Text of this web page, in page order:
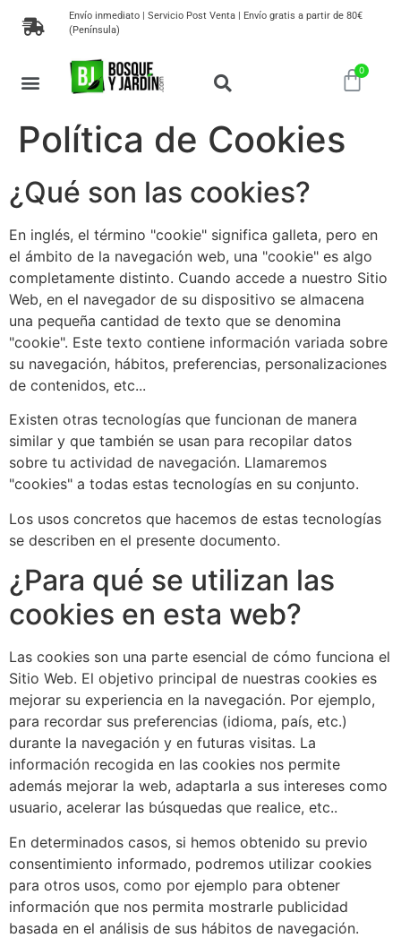
Envío inmediato | Servicio Post Venta | Envío gratis a partir de 80€
(Península)
Política de Cookies
¿Qué son las cookies?
En inglés, el término "cookie" significa galleta, pero en
el ámbito de la navegación web, una "cookie" es algo
completamente distinto. Cuando accede a nuestro Sitio
Web, en el navegador de su dispositivo se almacena
una pequeña cantidad de texto que se denomina
"cookie". Este texto contiene información variada sobre
su navegación, hábitos, preferencias, personalizaciones
de contenidos, etc...
Existen otras tecnologías que funcionan de manera
similar y que también se usan para recopilar datos
sobre tu actividad de navegación. Llamaremos
"cookies" a todas estas tecnologías en su conjunto.
Los usos concretos que hacemos de estas tecnologías
se describen en el presente documento.
¿Para qué se utilizan las
cookies en esta web?
Las cookies son una parte esencial de cómo funciona el
Sitio Web. El objetivo principal de nuestras cookies es
mejorar su experiencia en la navegación. Por ejemplo,
para recordar sus preferencias (idioma, país, etc.)
durante la navegación y en futuras visitas. La
información recogida en las cookies nos permite
además mejorar la web, adaptarla a sus intereses como
usuario, acelerar las búsquedas que realice, etc..
En determinados casos, si hemos obtenido su previo
consentimiento informado, podremos utilizar cookies
para otros usos, como por ejemplo para obtener
información que nos permita mostrarle publicidad
basada en el análisis de sus hábitos de navegación.